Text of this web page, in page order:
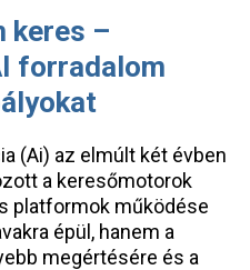
keres –
forradalom
(Ai) az elmúlt két évben
a keresőmotorok
platformok működése
épül, hanem a
megértésére és a